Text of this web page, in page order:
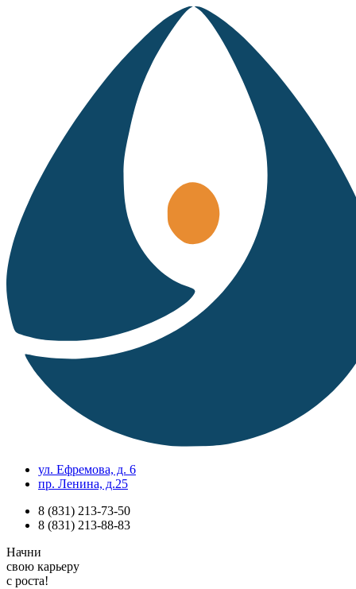
ул. Ефремова, д. 6
пр. Ленина, д.25
8 (831) 213-73-50
8 (831) 213-88-83
Начни
свою карьеру
с роста!